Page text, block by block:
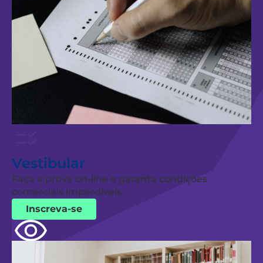
Vestibular
Faça a prova on-line e garanta condições
comerciais imperdíveis.
Inscreva-se